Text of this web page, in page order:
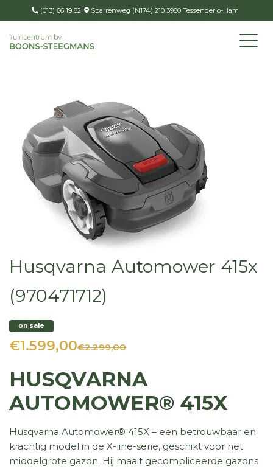
(013) 66 19 82 Sparrenweg (N174) 210 3980 Tessenderlo-Ham
Husqvarna Automower 415x
(970471712)
on sale
€1.599,00€2.299,00
HUSQVARNA
AUTOMOWER® 415X
Husqvarna Automower® 415X – een betrouwbaar en
krachtig model in de X-line-serie, geschikt voor het
middelgrote gazon. Hij maait gecompliceerde gazons